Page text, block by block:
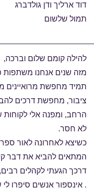
דוד ארליך ודן גולדברג
תמול שלשום
להילה קומם שלום וברכה,
מזה שנים אנחנו משתפות
תמיד מחפשת מרואיינים
ציבור, מחפשת דרכים
הרחב, ומפנה אלי לקוחות
לא חסר.
כשיצא לאחרונה לאור
המתאים להביא את דבר
. אינספור אנשים סיפרו